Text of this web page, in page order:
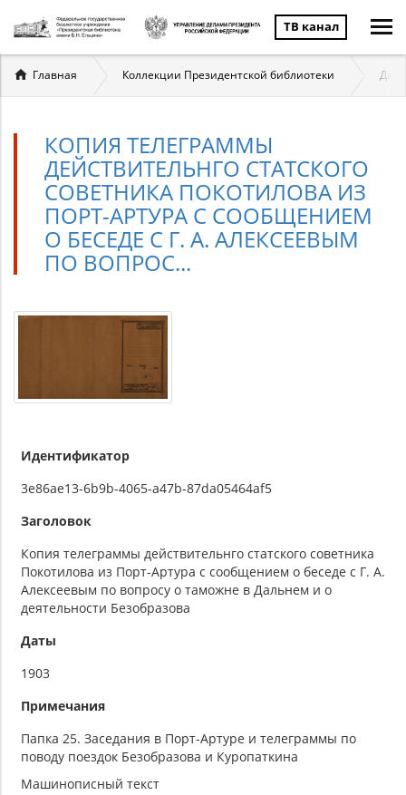
ТВ канал
Вы
здесь
Главная Коллекции Президентской библиотеки
КОПИЯ ТЕЛЕГРАММЫ
ДЕЙСТВИТЕЛЬНГО СТАТСКОГО
СОВЕТНИКА ПОКОТИЛОВА ИЗ
ПОРТ-АРТУРА С СООБЩЕНИЕМ
О БЕСЕДЕ С Г. А. АЛЕКСЕЕВЫМ
ПО ВОПРОС...
Идентификатор
3e86ae13-6b9b-4065-a47b-87da05464af5
Заголовок
Копия телеграммы действительнго статского советника
Покотилова из Порт-Артура с сообщением о беседе с Г. А.
Алексеевым по вопросу о таможне в Дальнем и о
деятельности Безобразова
Даты
1903
Примечания
Папка 25. Заседания в Порт-Артуре и телеграммы по
поводу поездок Безобразова и Куропаткина
Машинописный текст